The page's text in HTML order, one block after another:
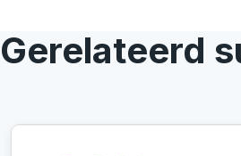
Gerelateerd